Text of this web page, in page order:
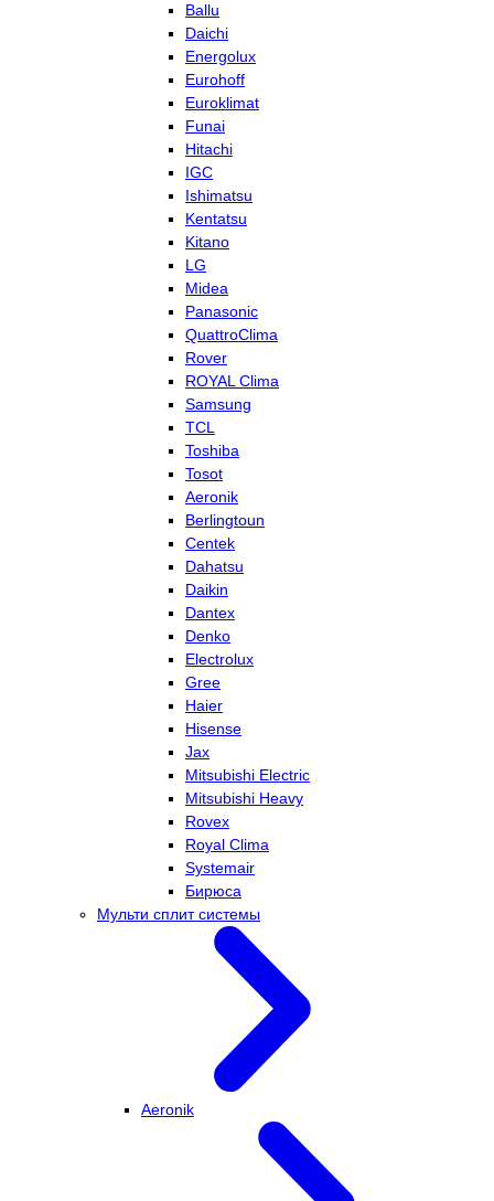
Ballu
Daichi
Energolux
Eurohoff
Euroklimat
Funai
Hitachi
IGC
Ishimatsu
Kentatsu
Kitano
LG
Midea
Panasonic
QuattroClima
Rover
ROYAL Clima
Samsung
TCL
Toshiba
Tosot
Aeronik
Berlingtoun
Centek
Dahatsu
Daikin
Dantex
Denko
Electrolux
Gree
Haier
Hisense
Jax
Mitsubishi Electric
Mitsubishi Heavy
Rovex
Royal Clima
Systemair
Бирюса
Мульти сплит системы
Aeronik